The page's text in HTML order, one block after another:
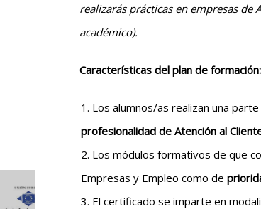
realizarás prácticas en empresas
académico).
Características del plan de formación:
Los alumnos/as realizan una
profesionalidad de Atención al
Los módulos formativos de que
Empresas y Empleo como de
El certificado se imparte en